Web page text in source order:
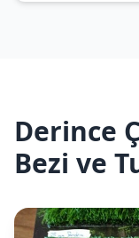
Derince
Bezi ve